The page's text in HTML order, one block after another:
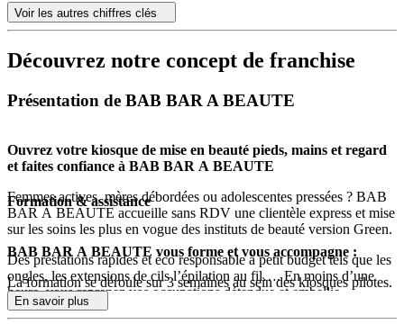
Voir les autres chiffres clés
Découvrez notre concept de franchise
Présentation de BAB BAR A BEAUTE
Ouvrez votre kiosque de mise en beauté pieds, mains et regard
et faites confiance à BAB BAR A BEAUTE
Femmes actives, mères débordées ou adolescentes pressées ? BAB
BAR A BEAUTE accueille sans RDV une clientèle express et mise
sur les soins les plus en vogue des instituts de beauté version Green.
Des prestations rapides et éco responsable à petit budget tels que les
ongles, les extensions de cils l’épilation au fil…. En moins d’une
heure, vous reprenez vos occupations détendue et embellie.
Formation & assistance
BAB BAR A BEAUTE vous forme et vous accompagne :
La formation se déroule sur 3 semaines au sein des kiosques pilotes.
Elle permettra aux futurs franchisés d’appréhender ses futurs métiers
En savoir plus